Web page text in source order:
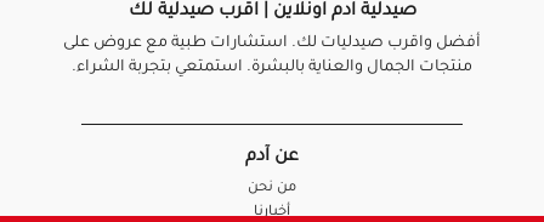
صيدلية ادم اونلاين | اقرب صيدلية لك
أفضل واقرب صيدليات لك. استشارات طبية مع عروض على
منتجات الجمال والعناية بالبشرة. استمتعي بتجربة الشراء.
عن آدم
من نحن
أخبارنا